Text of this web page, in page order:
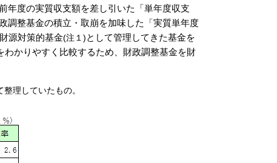
年度の実質収支額を差し引いた「単年度収支
調整基金の積立・取崩を加味した「実質単年度
源対策的基金(注１) として管理してきた基金を
かりやすく比較するため、財政調整基金を財
理していたもの。